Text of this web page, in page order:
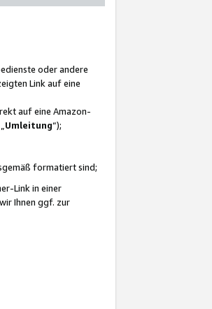
oder andere
Link auf eine
auf eine Amazon-
Umleitung“);
formatiert sind;
Link in einer
Ihnen ggf. zur